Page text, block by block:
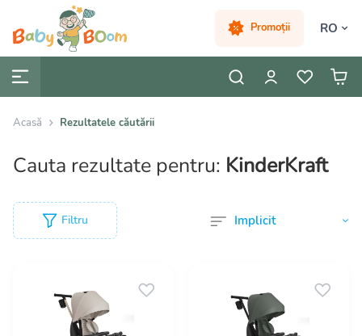
Promoții RO
Acasă Rezultatele căutării
Cauta rezultate pentru: KinderKraft
Filtru